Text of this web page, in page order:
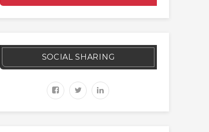
SOCIAL SHARING